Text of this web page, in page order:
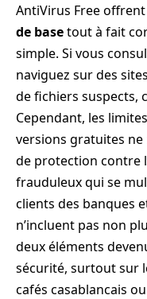
AntiVirus Free
de basetout à fait
simple. Si vous
naviguez sur des
de fichiers suspects,
Cependant, les
versions gratuites
de protection contre
frauduleux qui se
clients des banques
n’incluent pas non
deux éléments
sécurité, surtout sur
cafés casablancais